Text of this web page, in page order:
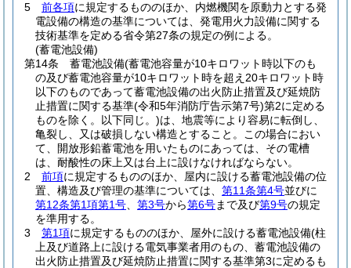
5
前各項に規定するもののほか、内燃機関を原動力とする発
電設備の構造の基準については、発電用火力設備に関する
技術基準を定める省令第27条の規定の例による。
(蓄電池設備)
第14条
蓄電池設備(蓄電池容量が10キロワット時以下のも
の及び蓄電池容量が10キロワット時を超え20キロワット時
以下のものであって蓄電池設備の出火防止措置及び延焼防
止措置に関する基準(令和5年消防庁告示第7号)第2に定める
ものを除く。以下同じ。)は、地震等により容易に転倒し、
亀裂し、又は破損しない構造とすること。
この場合におい
て、開放形鉛蓄電池を用いたものにあっては、その電槽
は、耐酸性の床上又は台上に設けなければならない。
2
前項に規定するもののほか、屋内に設ける蓄電池設備の位
置、構造及び管理の基準については、 第11条第4号並びに
第12条第1項第1号
第3号から第6号まで及び第9号の規定
を準用する。
3
第1項に規定するもののほか、屋外に設ける蓄電池設備(柱
上及び道路上に設ける電気事業者用のもの、蓄電池設備の
出火防止措置及び延焼防止措置に関する基準第3に定めるも